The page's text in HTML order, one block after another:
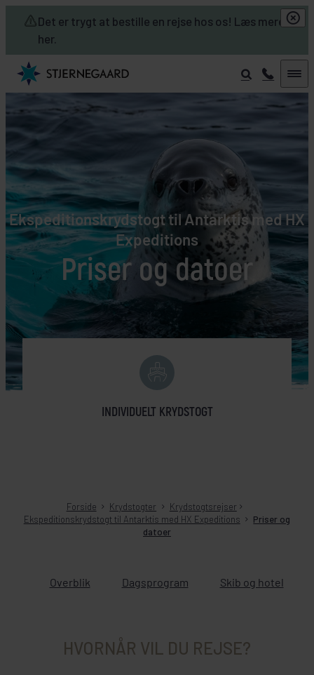
Det er trygt at bestille en rejse hos os! Læs mere
her.
Skip to main content
Ekspeditionskrydstogt til Antarktis med HX
Expeditions
Priser og datoer
INDIVIDUELT KRYDSTOGT
Forside Krydstogter
Krydstogtsrejser
Ekspeditionskrydstogt til Antarktis med HX Expeditions
Priser og
datoer
Overblik Dagsprogram Skib og hotel
HVORNÅR VIL DU REJSE?